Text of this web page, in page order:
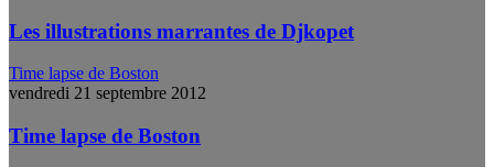
Les illustrations marrantes de Djkopet
Time lapse de Boston
vendredi 21 septembre 2012
Time lapse de Boston